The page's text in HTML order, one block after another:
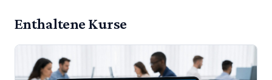
Enthaltene Kurse